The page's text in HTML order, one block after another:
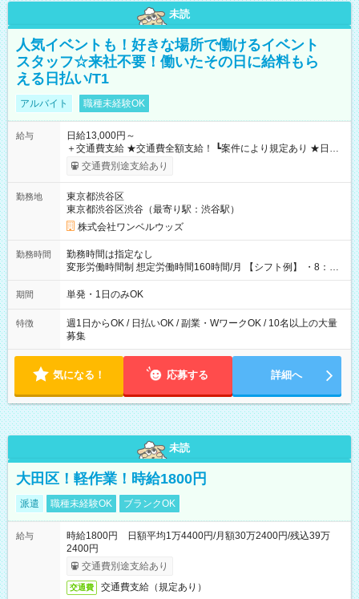
未読
人気イベントも！好きな場所で働けるイベント
スタッフ☆来社不要！働いたその日に給料もら
える日払い/T1
アルバイト 職種未経験OK
給与
日給13,000円～
＋交通費支給 ★交通費全額支給！ ┗案件により規定あり ★日払
いOK！（規定あり） ┗働いたその日に現金GET♪ お仕事後はコ
ンビニATMから 日払い分を引き落とせます！ 【試用期間】試
交通費別途支給あり
勤務地
東京都渋谷区
東京都渋谷区渋谷（最寄り駅：渋谷駅）
株式会社ワンベルウッズ
勤務時間
勤務時間は指定なし
変形労働時間制 想定労働時間160時間/月 【シフト例】 ・8：00
～21：00
期間 単発・1日のみOK
特徴
週1日からOK / 日払いOK / 副業・WワークOK / 10名以上の大量
募集
気になる！ 応募する 詳細へ
未読
大田区！軽作業！時給1800円
派遣 職種未経験OK ブランクOK
給与
時給1800円 日額平均1万4400円/月額30万2400円/残込39万
2400円
交通費別途支給あり
交通費 交通費支給（規定あり）